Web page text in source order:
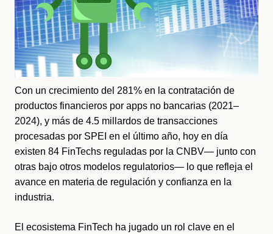
Con un crecimiento del 281% en la contratación de
productos financieros por apps no bancarias (2021–
2024), y más de 4.5 millardos de transacciones
procesadas por SPEI en el último año, hoy en día
existen 84 FinTechs reguladas por la CNBV— junto con
otras bajo otros modelos regulatorios— lo que refleja el
avance en materia de regulación y confianza en la
industria.
El ecosistema FinTech ha jugado un rol clave en el